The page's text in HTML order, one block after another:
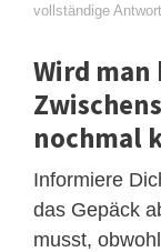
vollständige
Wird man
nochmal
Informiere
das Gepäck
musst,